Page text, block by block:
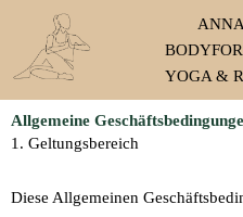
springen
YOGA &
Allgemeine
1. Geltungsbereich
Diese Allgemeinen